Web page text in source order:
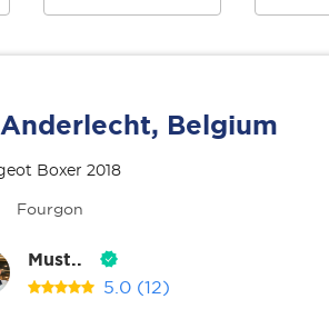
Anderlecht, Belgium
Boxer 2018
Fourgon
Must..
5.0 (12)